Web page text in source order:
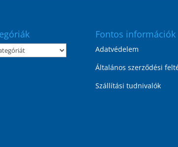
Fontos információk
Adatvédelem
Általános szerződési
Szállítási tudnivalók